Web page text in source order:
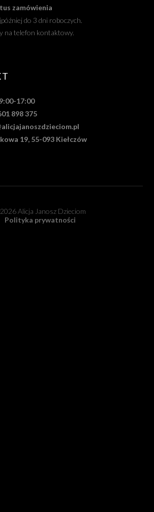
zamówienia
do 3 dni roboczych.
na telefon kontaktowy.
9:00-17:00
898 375
19, 55-093 Kiełczów
Alicja Janosz Dzieciom
Polityka prywatności